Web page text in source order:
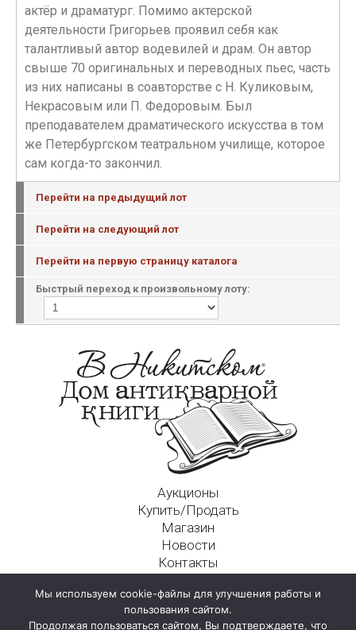
актёр и драматург. Помимо актерской
деятельности Григорьев проявил себя как
талантливый автор водевилей и драм. Он автор
свыше 70 оригинальных и переводных пьес, часть
из них написаны в соавторстве с Н. Куликовым,
Некрасовым или П. Федоровым. Был
преподавателем драматического искусства в том
же Петербургском театральном училище, которое
сам когда-то закончил.
Перейти на предыдущий лот
Перейти на следующий лот
Перейти на первую страницу каталога
Быстрый переход к произвольному лоту:
Аукционы
Купить/Продать
Магазин
Новости
Контакты
125009, г. Москва, Никитский пер., д. 4а, стр. 1
Мы используем cookie-файлы для улучшения работы и
пользования сайтом.
Продолжая пользоваться сайтом, Вы подтверждаете, что